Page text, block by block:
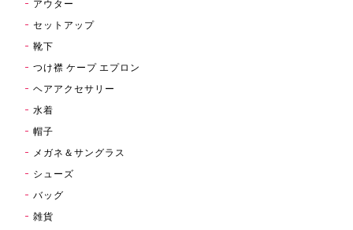
アウター
セットアップ
靴下
つけ襟 ケープ エプロン
ヘアアクセサリー
水着
帽子
メガネ＆サングラス
シューズ
バッグ
雑貨